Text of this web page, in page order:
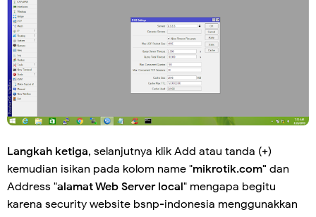
Langkah ketiga, selanjutnya klik Add atau tanda (+)
kemudian isikan pada kolom name "mikrotik.com" dan
Address "alamat Web Server local" mengapa begitu
karena security website bsnp-indonesia menggunakkan